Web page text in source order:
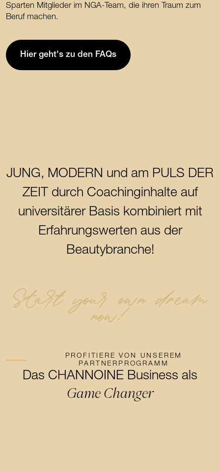
Sparten Mitglieder im NGA-Team, die ihren Traum zum
Beruf machen.
Hier geht's zu den FAQs
JUNG, MODERN und am PULS DER
ZEIT durch Coachinginhalte auf
universitärer Basis kombiniert mit
Erfahrungswerten aus der
Beautybranche!
Start your own dream
now!
PROFITIERE VON UNSEREM
PARTNERPROGRAMM
Das CHANNOINE Business als
Game Changer